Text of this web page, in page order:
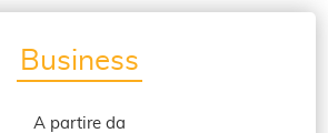
Business
A partire da